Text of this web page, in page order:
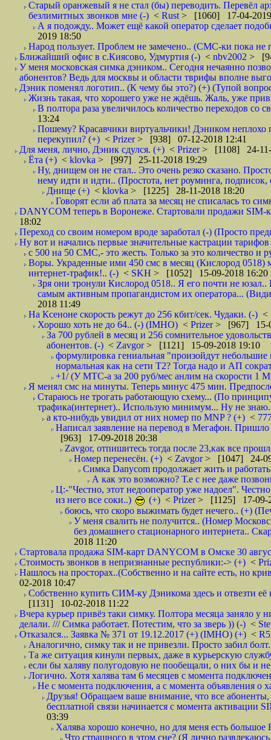
Старый оранжевый я не стал (бы) переводить. Перевёл
безлимитных звонков мне (-) < Rust > [1060] 17-04-
А я подожду.. Может ещё какой оператор сделает
2019 18:50
Народ пользует. Проблем не замечено.. (СМС-ки пока
Ближайший офис в с.Киясово, Удмуртия (-) < nbv2002 >
У меня московская симка дэником.. Сегодня нечаянно
абонентов? Ведь для москвы и области тврифы вполне
Дэник поменял логотип.. (К чему бы это?) (+) (Тупой
Жизнь такая, что хорошего уже не ждёшь. Жаль, уже
В полтора раза увеличилось количество переходов
13:24
Пошему? Красавчики виртуальчики! Дэником
перекупил? (+) < Prizer> [938] 07-12-2018 12:41
Для меня, лично, Дэник сдулся. (+) < Prizer> [1108] 24-11-
Ёта (+) < klovka > [997] 25-11-2018 19:29
Ну, днищем он не стал.. Это очень резко сказано.
нему идти и идти.. (Простота, нет роуминга,
Днище (+) < klovka > [1225] 28-11-2018 18:20
Говорят если аб плата за месяц не списалась то
DANYCOM теперь в Воронеже. Стартовали продажи SIM-
18:02
Переход со своим номером вроде заработал (-) (Просто
Ну вот и начались первые значительные кастрации
с 500 на 50 СМС,- это жесть. Только за это количество и
Воры. Украденные ими 450 смс в месяц (Кислород 0518)
интернет-трафик!.. (-) < SKH > [1052] 15-09-2018 16:20
Зря они тронули Кислород 0518.. Я его почти не
самым активным пропагандистом их оператора...
2018 11:49
На Ксеноне скорость режут до 256 кбит/сек. Чудаки. (-) <
Хорошо хоть не до 64.. (-) (IMHO) < Prizer> [967] 15-
За 700 рублей в месяц и 256 сомнительное
абонентов. (-) < Zavgor> [1121] 15-09-2018 19:10
формулировка гениальная "произойдут небольшие
нормальная как на сети Т2? Тогда надо и АП
+1/ (У МТС-а за 200 руб/мес анлим на скорости 1
Я менял смс на минуты. Теперь минус 475 мин.
Стараюсь не трогать работающую схему... (По
трафика(интернет).. Использую минимум... Ну не
а кто-нибудь увидил от них номер по MNP ? (+) <
Написал заявление на перевод в Мегафон.
[963] 17-09-2018 20:38
Zavgor, отпишитесь тогда после 23,как все
Номер перенесён. (+) < Zavgor> [1047] 24-
Симка Danycom продолжает жить и
А как это возможно? Т.е с нее даже
Ц:-"Честно, этот недооператор уже надоел".
из него все соки..)
(+) < Prizer> [1125] 17-09-
боюсь, что скоро выжимать будет нечего.. (+)
У меня свалить не получится.. (Номер
без домашнего стационарного интернета..
2018 11:20
Стартовала продажа SIM-карт DANYCOM в Омске 30
Стоимость звонков в непризнанные республики:-> (+) <
Нашлось на просторах..(Собственно и на сайте есть, но
02-2018 10:47
Собственно купить СИМ-ку Дэникома здесь и отвезти
[1131] 10-02-2018 11:22
Вчера курьер привёз таки симку. Полтора месяца заняло
делали. /// Симка работает. Потестим, что за зверь )) (-) <
Отказался... Заявка № 371 от 19.12.2017 (+) (IMHO) (+) <
Аналогично, симку так и не привезли. Просто забил
Та же ситуация кинули первых, даже в курьерскую
если бы халяву полугодовую не пообещали, о них бы и
Логично. Хотя халява там 6 месяцев с момента
Не с момента подключения, а с момента объявления о
Друзья! Обращаем ваше внимание, что все
бесплатной связи начинается с момента
03:39
Халява хорошо конечно, но для меня есть
Что страшного в этом сне? (Я лично